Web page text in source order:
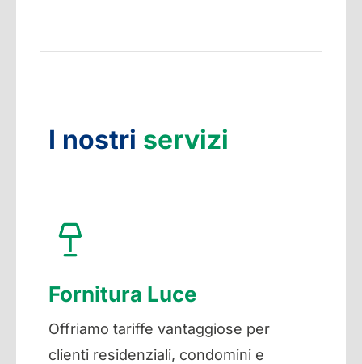
I nostri servizi
Fornitura Luce
Offriamo tariffe vantaggiose per
clienti residenziali, condomini e